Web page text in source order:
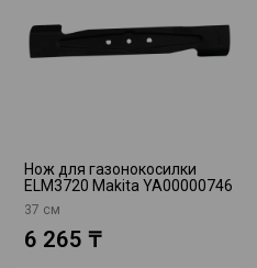
Нож для газонокосилки
ELM3720 Makita YA00000746
37 см
6 265 ₸